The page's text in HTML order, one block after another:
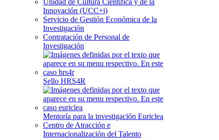
Unidad de Cultura Científica y de la
Innovación (UCC+i)
Servicio de Gestión Económica de la
Investigación
Contratación de Personal de
Investigación
Sello HRS4R
Mentoría para la investigación Euriclea
Centro de Atracción e
Internacionalización del Talento